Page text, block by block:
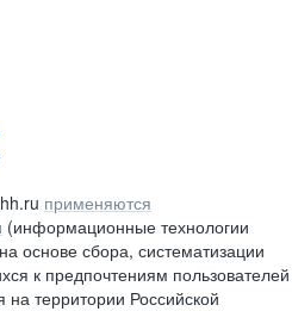
применяются
(информационные технологии
основе сбора, систематизации
к предпочтениям пользователей
территории Российской